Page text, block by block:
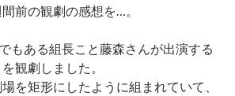
前の観劇の感想を…。
もある組長こと藤森さんが出演する
観劇しました。
を矩形にしたように組まれていて、